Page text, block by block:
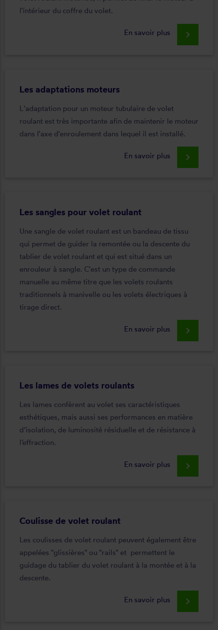
l'intérieur du coffre du volet.
En savoir plus keyboard_arrow_right
Les adaptations moteurs
L'adaptation pour un moteur tubulaire de volet
roulant est très importante afin de maintenir le moteur
dans l'axe d'enroulement dans lequel il est installé.
En savoir plus keyboard_arrow_right
Les sangles pour volet roulant
Une sangle de volet roulant est un bandeau de tissu
qui permet de guider la remontée ou la descente du
tablier de volet roulant et qui est situé dans un
enrouleur à sangle. C'est un type de commande
manuelle au même titre que les volets roulants
traditionnels à manivelle ou les volets électriques à
tirage direct.
En savoir plus keyboard_arrow_right
Les lames de volets roulants
Les lames confèrent au volet ses caractéristiques
esthétiques, mais aussi ses performances en matière
d’isolation, de luminosité résiduelle et de résistance à
l’effraction.
En savoir plus keyboard_arrow_right
Coulisse de volet roulant
Les coulisses de volet roulant peuvent également être
appelées "glissières" ou "rails" et permettent le
guidage du tablier du volet roulant à la montée et à la
descente.
En savoir plus keyboard_arrow_right